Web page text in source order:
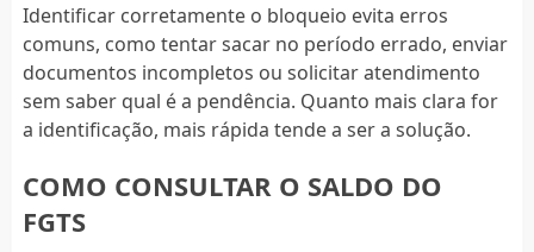
Identificar corretamente o bloqueio evita erros
comuns, como tentar sacar no período errado, enviar
documentos incompletos ou solicitar atendimento
sem saber qual é a pendência. Quanto mais clara for
a identificação, mais rápida tende a ser a solução.
COMO CONSULTAR O SALDO DO
FGTS